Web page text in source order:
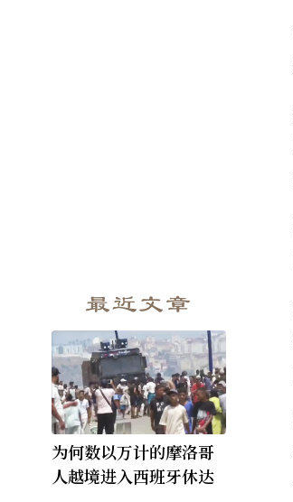
最近文章
为何数以万计的摩洛哥
人越境进入西班牙休达